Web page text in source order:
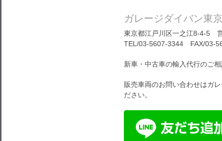
ガレージダイバン東
東京都江戸川区一之江8-4-5
TEL/03-5607-3344 FAX/03-
新車・中古車の輸入代行のご
販売車両のお問い合わせはガ
ださい。